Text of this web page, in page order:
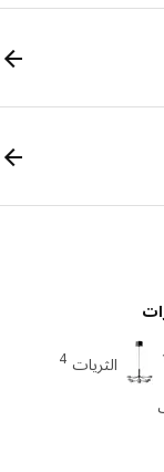
الثريات 4